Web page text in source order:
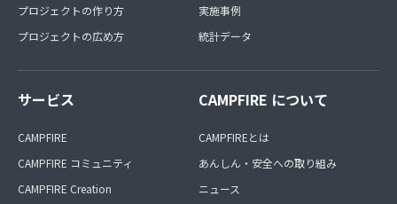
プロジェクトの作り方
プロジェクトの広め方
実施事例
統計データ
サービス
CAMPFIRE
CAMPFIRE コミュニティ
CAMPFIRE Creation
CAMPFIRE について
CAMPFIREとは
あんしん・安全への取り組み
ニュース